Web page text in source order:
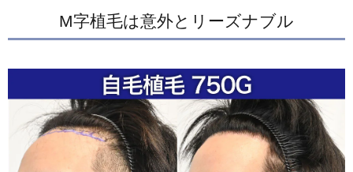
M字植毛は意外とリーズナブル